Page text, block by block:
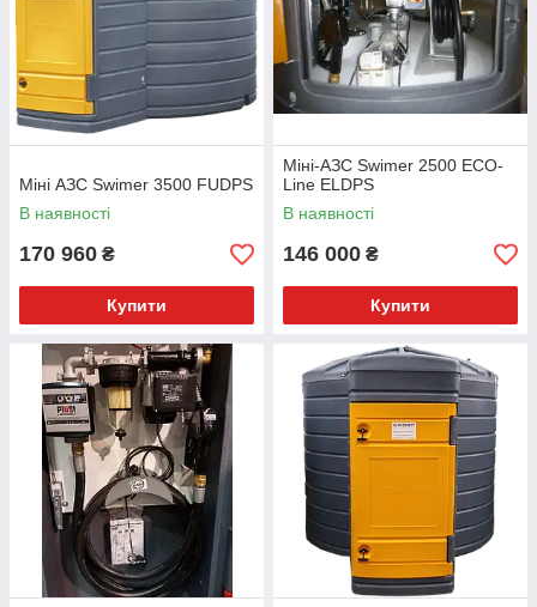
Міні АЗС Swimer 3500 FUDPS
В наявності
170 960 ₴
Купити
Міні-АЗС Swimer 2500 ECO-
Line ELDPS
В наявності
146 000 ₴
Купити